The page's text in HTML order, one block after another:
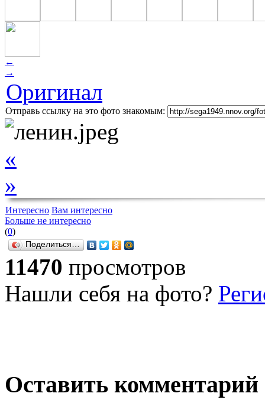
←
→
Оригинал
Отправь ссылку на это фото знакомым:
«
»
Интересно Вам интересно
Больше не интересно
(0)
Поделиться…
11470 просмотров
Нашли себя на фото?
Оставить комментарий